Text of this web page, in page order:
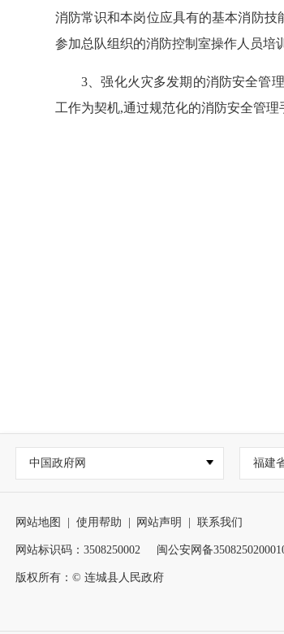
消防常识和本岗位应具有的基本消防
参加总队组织的消防控制室操作人员培
3、强化火灾多发期的消防安全管理
工作为契机,通过规范化的消防安全管
中国政府网 福建
网站地图 | 使用帮助 | 网站声明 | 联系我们
网站标识码：3508250002 闽公安网备
版权所有：© 连城县人民政府